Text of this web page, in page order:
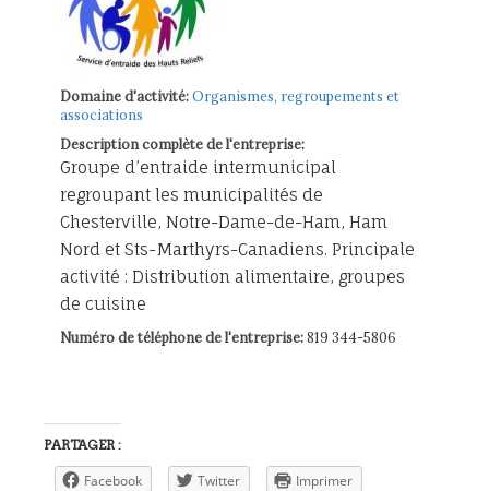
Domaine d'activité:Organismes, regroupements et
associations
Description complète de l'entreprise:
Groupe d’entraide intermunicipal
regroupant les municipalités de
Chesterville, Notre-Dame-de-Ham, Ham
Nord et Sts-Marthyrs-Canadiens. Principale
activité : Distribution alimentaire, groupes
de cuisine
Numéro de téléphone de l'entreprise:819 344-5806
PARTAGER :
Facebook Twitter Imprimer